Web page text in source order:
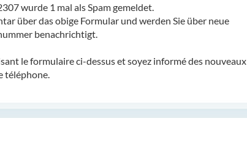
wurde 1 mal als Spam gemeldet.
über das obige Formular und werden Sie über neue
benachrichtigt.
le formulaire ci-dessus et soyez informé des nouveaux
téléphone.